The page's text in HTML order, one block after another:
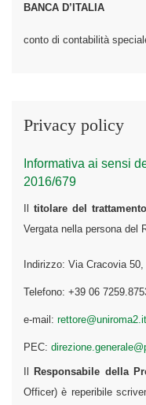
BANCA D’ITALIA
conto di contabilità
Privacy policy
Informativa ai sensi
2016/679
Il titolare del trattamento
Vergata nella persona del
Indirizzo: Via Cracovia
Telefono: +39 06
e-mail: rettore@uniroma2.it
PEC:
IlResponsabile della
Officer) è reperibile